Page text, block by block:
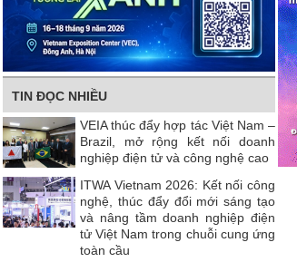
TIN ĐỌC NHIỀU
VEIA thúc đẩy hợp tác Việt Nam –
Brazil, mở rộng kết nối doanh
nghiệp điện tử và công nghệ cao
ITWA Vietnam 2026: Kết nối công
nghệ, thúc đẩy đổi mới sáng tạo
và nâng tầm doanh nghiệp điện
tử Việt Nam trong chuỗi cung ứng
toàn cầu